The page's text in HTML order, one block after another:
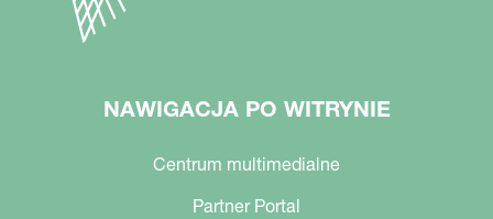
NAWIGACJA PO WITRYNIE
Centrum multimedialne
Partner Portal